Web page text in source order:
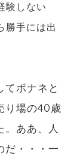
験しない
勝手には出
てボナネと
り場の40歳
。ああ、人
だ・・・一